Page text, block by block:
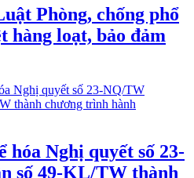
Phòng, chống phổ
hàng loạt, bảo đảm
Nghị quyết số 23-
số 49-KL/TW thành